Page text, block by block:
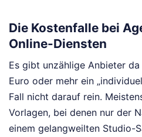
Die Kostenfalle bei
Online-Diensten
Es gibt unzählige Anbieter
Euro oder mehr ein
Fall nicht darauf rein.
Vorlagen, bei denen nur der
einem gelangweilten Studio-